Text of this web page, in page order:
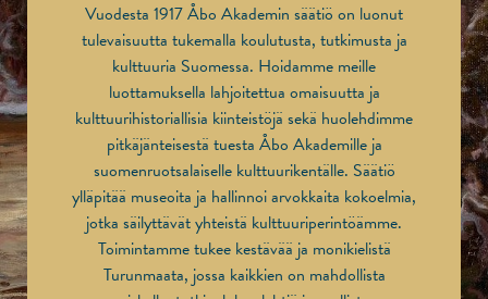
Vuodesta 1917 Åbo Akademin säätiö on luonut
tulevaisuutta tukemalla koulutusta, tutkimusta ja
kulttuuria Suomessa. Hoidamme meille
luottamuksella lahjoitettua omaisuutta ja
kulttuurihistoriallisia kiinteistöjä sekä huolehdimme
pitkäjänteisestä tuesta Åbo Akademille ja
suomenruotsalaiselle kulttuurikentälle. Säätiö
ylläpitää museoita ja hallinnoi arvokkaita kokoelmia,
jotka säilyttävät yhteistä kulttuuriperintöämme.
Toimintamme tukee kestävää ja monikielistä
Turunmaata, jossa kaikkien on mahdollista